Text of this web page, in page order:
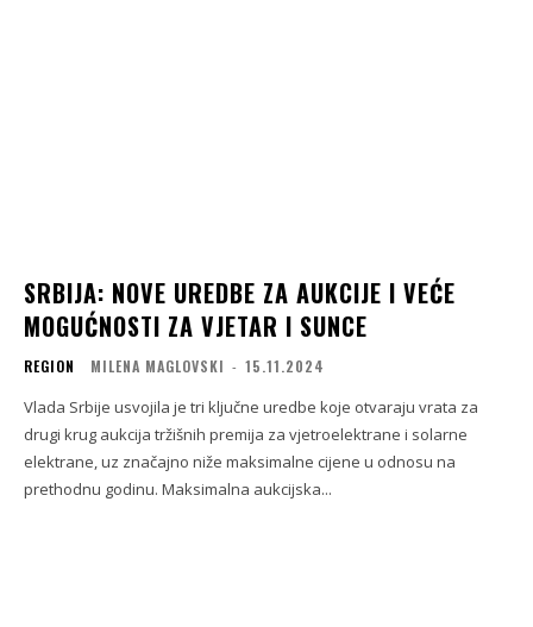
SRBIJA: NOVE UREDBE ZA AUKCIJE I VEĆE
MOGUĆNOSTI ZA VJETAR I SUNCE
REGION MILENA MAGLOVSKI - 15.11.2024
Vlada Srbije usvojila je tri ključne uredbe koje otvaraju vrata za
drugi krug aukcija tržišnih premija za vjetroelektrane i solarne
elektrane, uz značajno niže maksimalne cijene u odnosu na
prethodnu godinu. Maksimalna aukcijska...